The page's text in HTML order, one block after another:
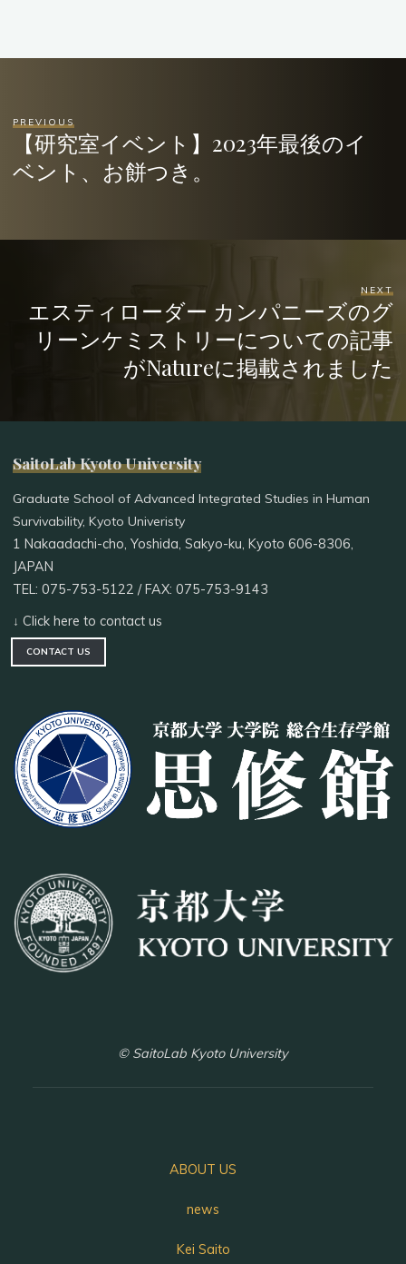
PREVIOUS
【研究室イベント】2023年最後のイ
ベント、お餅つき。
NEXT
エスティローダー カンパニーズのグ
リーンケミストリーについての記事
がNatureに掲載されました
SaitoLab Kyoto University
Graduate School of Advanced Integrated Studies in Human
Survivability, Kyoto Univeristy
1 Nakaadachi-cho, Yoshida, Sakyo-ku, Kyoto 606-8306,
JAPAN
TEL: 075-753-5122 / FAX: 075-753-9143
↓ Click here to contact us
CONTACT US
© SaitoLab Kyoto University
ABOUT US
news
Kei Saito